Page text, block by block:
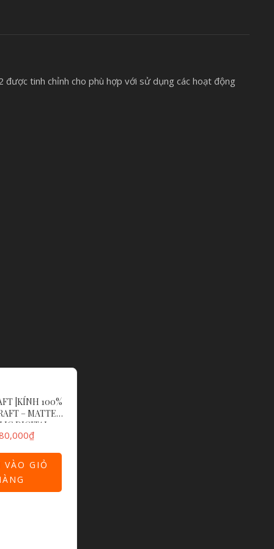
tinh chỉnh cho phù hợp với sử dụng các hoạt động
|KÍNH 100%
– MATTE
DIGITAL
PURPLE
₫
VÀO GIỎ